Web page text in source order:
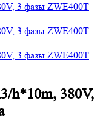
h*10m, 380V,